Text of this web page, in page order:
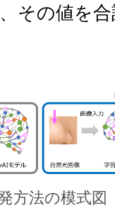
その値を
方法の模式図